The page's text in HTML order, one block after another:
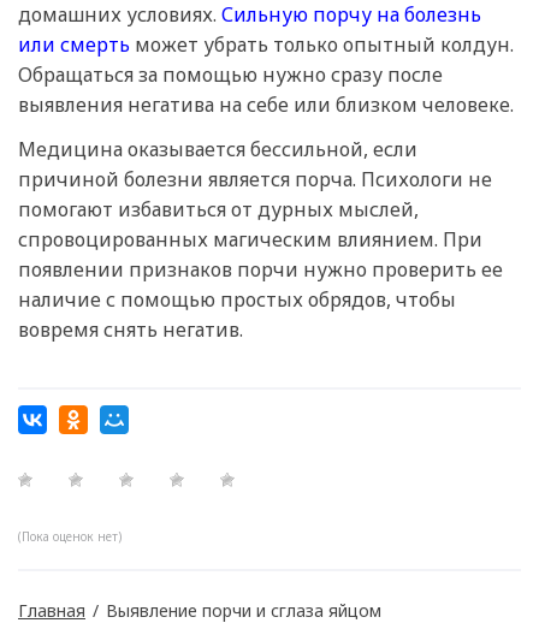
домашних условиях. Сильную порчу на болезнь
или смерть может убрать только опытный колдун.
Обращаться за помощью нужно сразу после
выявления негатива на себе или близком человеке.
Медицина оказывается бессильной, если
причиной болезни является порча. Психологи не
помогают избавиться от дурных мыслей,
спровоцированных магическим влиянием. При
появлении признаков порчи нужно проверить ее
наличие с помощью простых обрядов, чтобы
вовремя снять негатив.
(Пока оценок нет)
Главная / Выявление порчи и сглаза яйцом